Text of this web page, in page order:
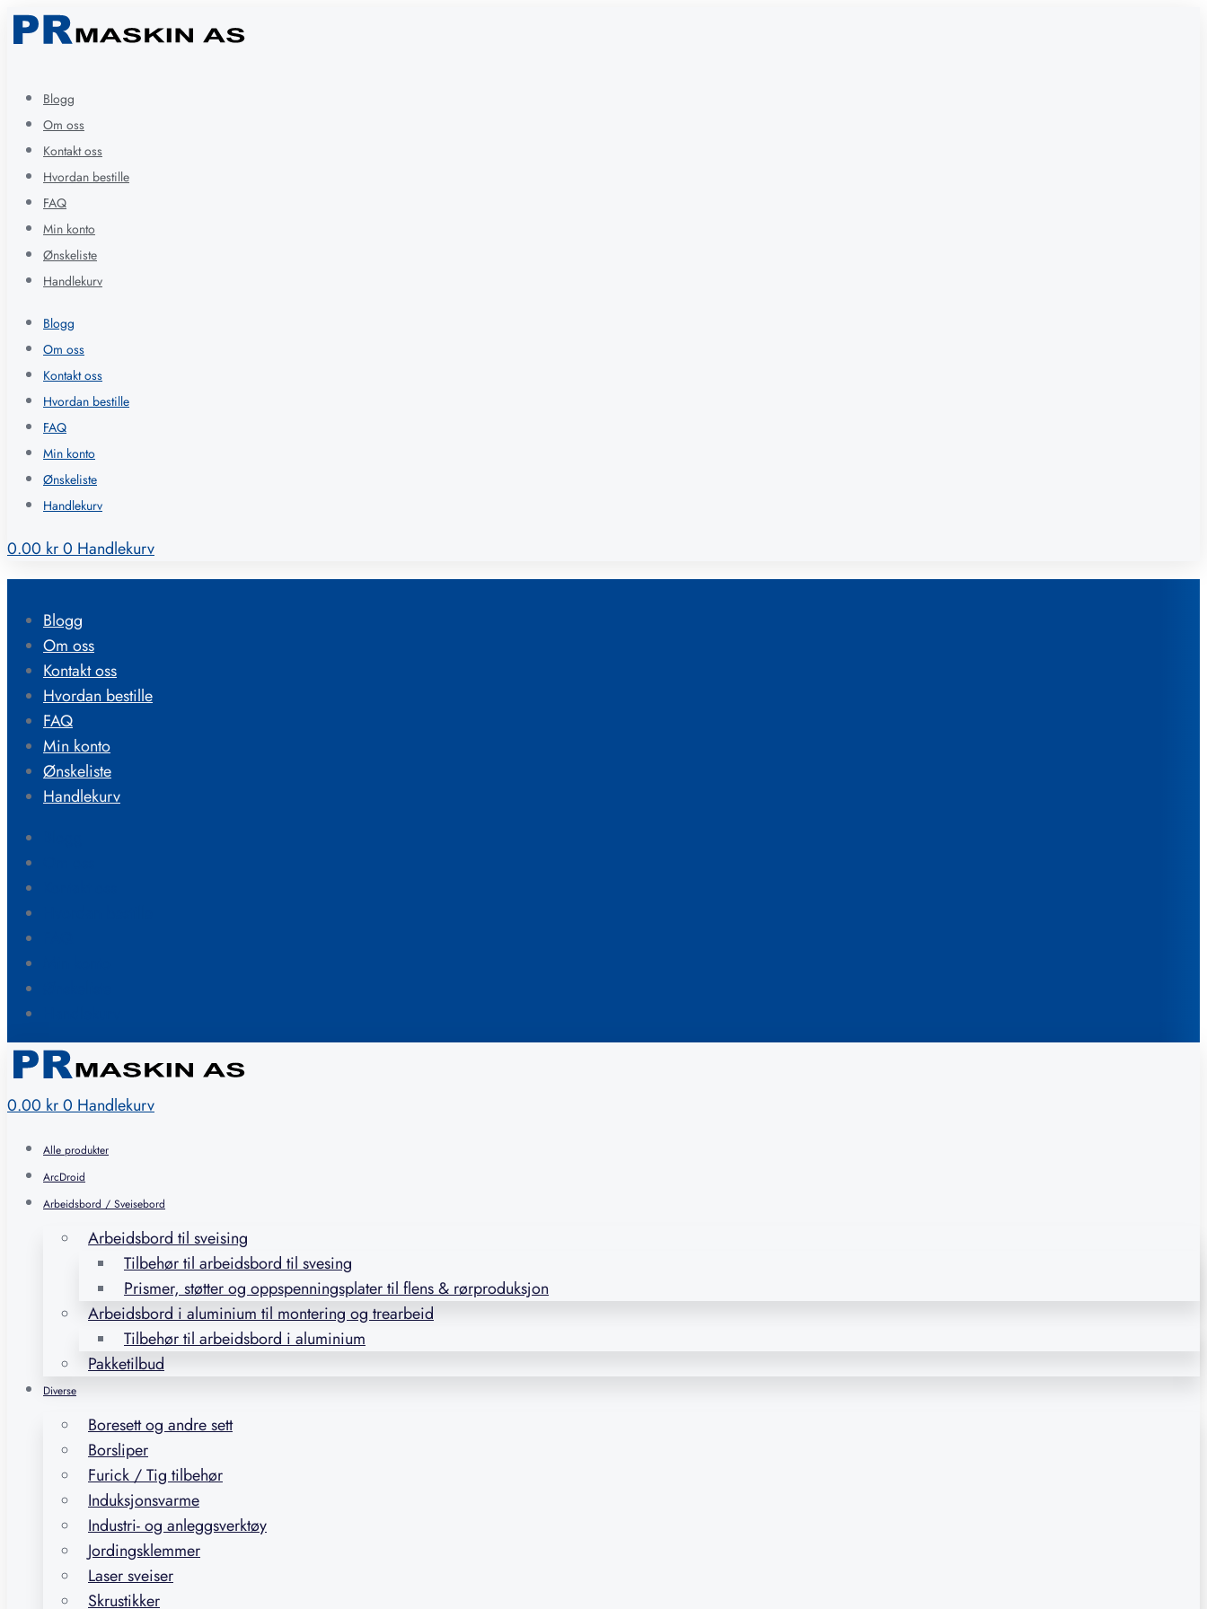
Blogg
Om oss
Kontakt oss
Hvordan bestille
FAQ
Min konto
Ønskeliste
Handlekurv
Blogg
Om oss
Kontakt oss
Hvordan bestille
FAQ
Min konto
Ønskeliste
Handlekurv
0.00kr0Handlekurv
Blogg
Om oss
Kontakt oss
Hvordan bestille
FAQ
Min konto
Ønskeliste
Handlekurv
0.00 kr0 Handlekurv
Alle produkter
ArcDroid
Arbeidsbord / Sveisebord
Arbeidsbord til sveising
Tilbehør til arbeidsbord til svesing
Prismer, støtter og oppspenningsplater til flens & rørproduksjon
Arbeidsbord i aluminium til montering og trearbeid
Tilbehør til arbeidsbord i aluminium
Pakketilbud
Diverse
Boresett og andre sett
Borsliper
Furick / Tig tilbehør
Induksjonsvarme
Industri- og anleggsverktøy
Jordingsklemmer
Laser sveiser
Skrustikker